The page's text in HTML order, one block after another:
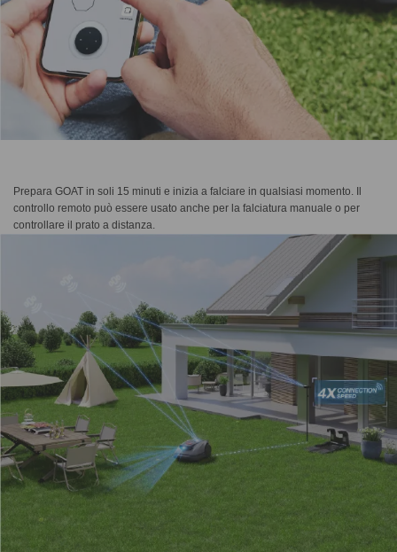
Prepara GOAT in soli 15 minuti e inizia a falciare in qualsiasi momento. Il
controllo remoto può essere usato anche per la falciatura manuale o per
controllare il prato a distanza.